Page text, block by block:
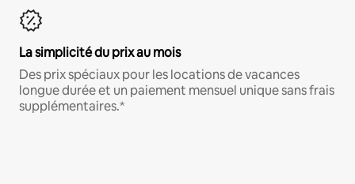
La simplicité du prix au mois
Des prix spéciaux pour les locations de vacances
longue durée et un paiement mensuel unique sans frais
supplémentaires.*